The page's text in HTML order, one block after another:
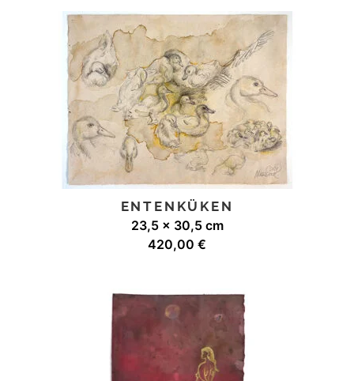
ENTENKÜKEN
23,5 x 30,5 cm
420,00 €